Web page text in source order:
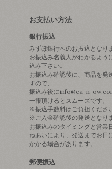
お支払い方法
銀行振込
みずほ銀行へのお振込となり
お振込み名義人がわかるよう
込み下さい。
お振込み確認後に、商品を発
すので、
振込み後にinfo@ca-n-
一報頂けるとスムーズです。
※振込手数料はご負担くださ
※ご入金確認後の発送となり
お振込みのタイミングと営業
ねあいにより、発送までお日
かかる場合があります。
郵便振込